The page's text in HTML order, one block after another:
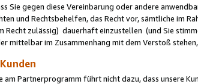
Sie gegen diese Vereinbarung oder andere
und Rechtsbehelfen, das Recht vor, sämtliche im
Recht zulässig) dauerhaft einzustellen (und Sie
mittelbar im Zusammenhang mit dem Verstoß
am Partnerprogramm führt nicht dazu, dass unsere